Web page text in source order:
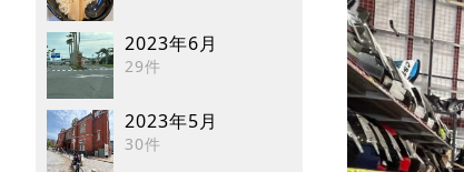
2023年6月
29件
2023年5月
30件